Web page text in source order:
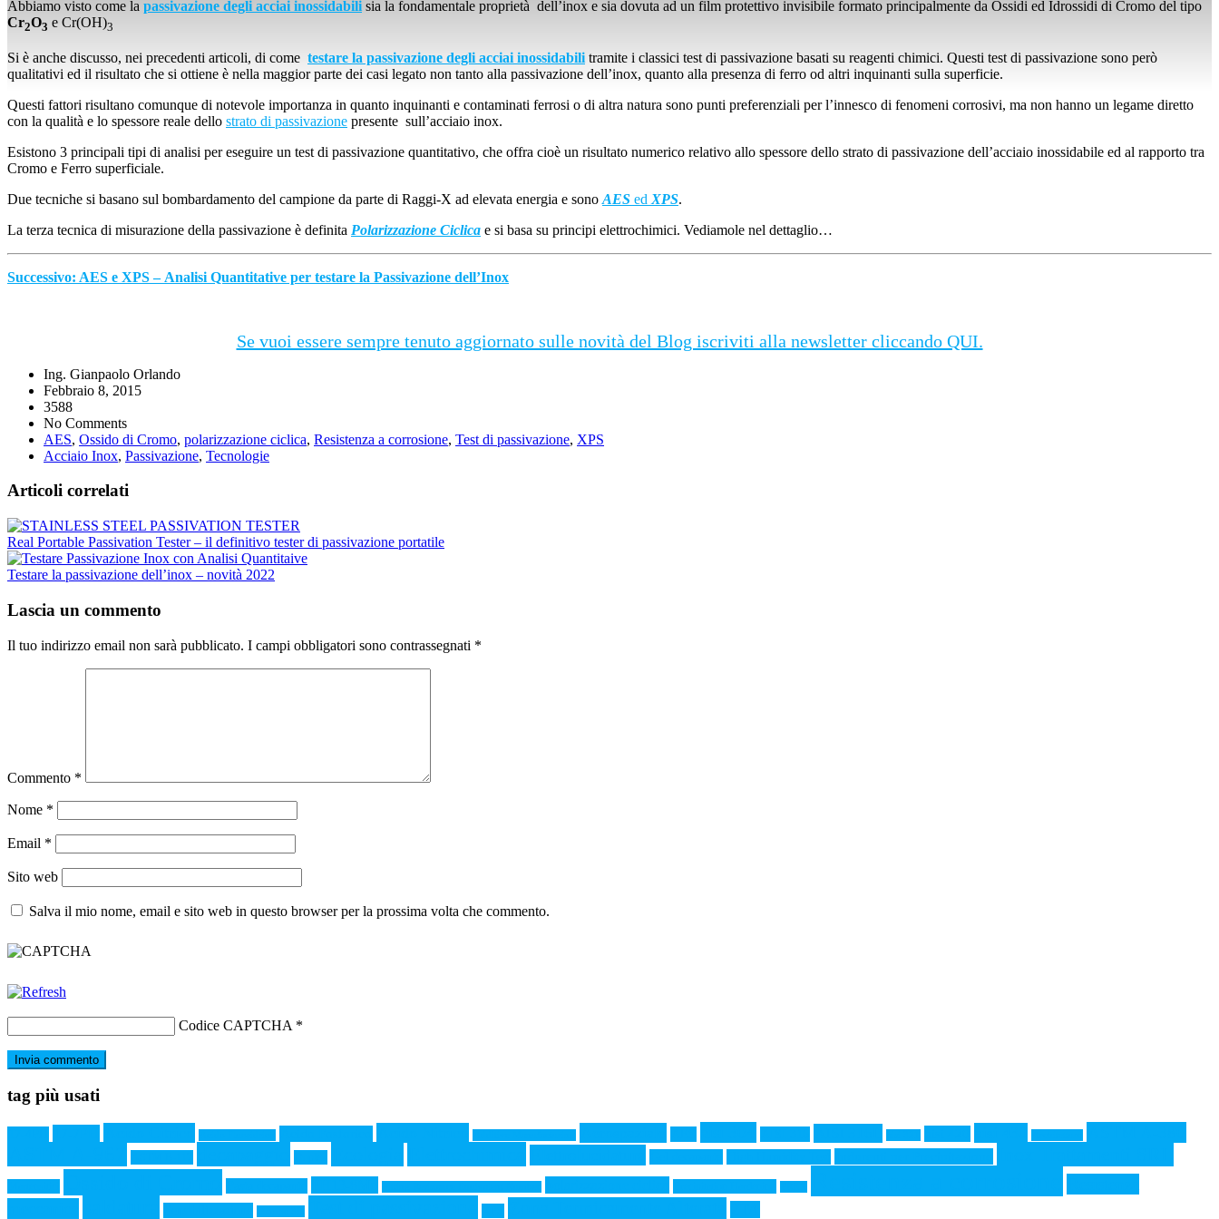
Abbiamo visto come la passivazione degli acciai inossidabilisia la fondamentale proprietà dell’inox e sia dovuta ad un film protettivo invisibile formato principalmente da Ossidi ed Idrossidi di Cromo del tipo
Cr2O3 e Cr(OH)3
Si è anche discusso, nei precedenti articoli, di come testare la passivazione degli acciai inossidabili tramite i classici test di passivazione basati su reagenti chimici. Questi test di passivazione sono però
qualitativi ed il risultato che si ottiene è nella maggior parte dei casi legato non tanto alla passivazione dell’inox, quanto alla presenza di ferro od altri inquinanti sulla superficie.
Questi fattori risultano comunque di notevole importanza in quanto inquinanti e contaminati ferrosi o di altra natura sono punti preferenziali per l’innesco di fenomeni corrosivi, ma non hanno un legame diretto
con la qualità e lo spessore reale dello strato di passivazione presente sull’acciaio inox.
Esistono 3 principali tipi di analisi per eseguire un test di passivazione quantitativo, che offra cioè un risultato numerico relativo allo spessore dello strato di passivazione dell’acciaio inossidabile ed al rapporto tra
Cromo e Ferro superficiale.
Due tecniche si basano sul bombardamento del campione da parte di Raggi-X ad elevata energia e sono AES ed XPS.
La terza tecnica di misurazione della passivazione è definita Polarizzazione Ciclica e si basa su principi elettrochimici. Vediamole nel dettaglio…
Successivo: AES e XPS – Analisi Quantitative per testare la Passivazione dell’Inox
Se vuoi essere sempre tenuto aggiornato sulle novità del Blog iscriviti alla newsletter cliccando QUI.
Ing. Gianpaolo Orlando
Febbraio 8, 2015
3588
No Comments
AES, Ossido di Cromo, polarizzazione ciclica, Resistenza a corrosione, Test di passivazione, XPS
Acciaio Inox, Passivazione, Tecnologie
Articoli correlati
Real Portable Passivation Tester – il definitivo tester di passivazione portatile
Testare la passivazione dell’inox – novità 2022
Lascia un commento
Il tuo indirizzo email non sarà pubblicato. I campi obbligatori sono contrassegnati *
Commento *
Nome *
Email *
Sito web
Salva il mio nome, email e sito web in questo browser per la prossima volta che commento.
Codice CAPTCHA *
tag più usati